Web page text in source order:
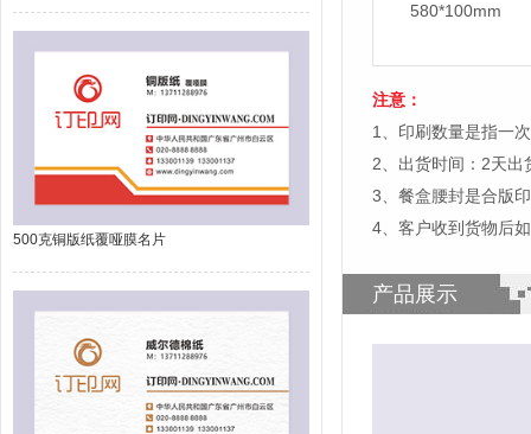
500克铜版纸覆哑膜名片
580*100mm
注意：
1、印刷数量是指一
2、出货时间：2天出
3、餐盒腰封是合版
4、客户收到货物后
产品展示